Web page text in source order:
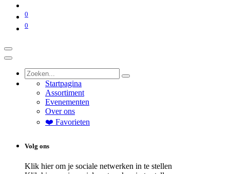
0
0
Startpagina
Assortiment
Evenementen
Over ons
❤️ Favorieten
Volg ons
Klik hier om je sociale netwerken in te stellen